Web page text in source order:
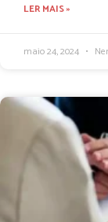
LER MAIS »
maio 24, 2024